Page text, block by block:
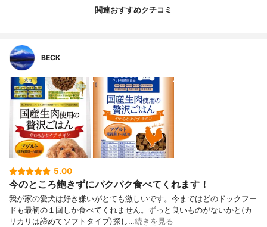
関連おすすめクチコミ
BECK
5.00
今のところ飽きずにパクパク食べてくれます！
我が家の愛犬は好き嫌いがとても激しいです。今まではどのドックフー
ドも最初の１回しか食べてくれません。ずっと良いものがないかと(カ
リカリは諦めてソフトタイプ)探し…続きを見る